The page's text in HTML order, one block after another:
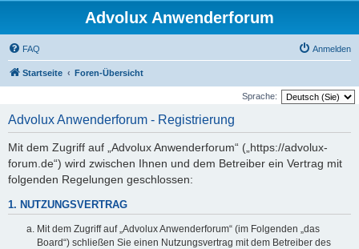
Advolux Anwenderforum
FAQ Anmelden
Startseite Foren-Übersicht
Sprache:
Advolux Anwenderforum - Registrierung
Mit dem Zugriff auf „Advolux Anwenderforum“ („https://advolux-
forum.de“) wird zwischen Ihnen und dem Betreiber ein Vertrag mit
folgenden Regelungen geschlossen:
1. NUTZUNGSVERTRAG
Mit dem Zugriff auf „Advolux Anwenderforum“ (im Folgenden „das
Board“) schließen Sie einen Nutzungsvertrag mit dem Betreiber des